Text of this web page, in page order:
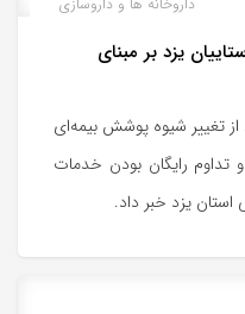
یزد بر مبنای
تغییر شیوه پوشش بیمه‌ای
رایگان بودن خدمات